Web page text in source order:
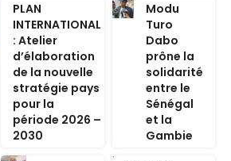
PLAN
INTERNATIONAL
: Atelier
d’élaboration
de la nouvelle
stratégie pays
pour la
période 2026 –
2030
Modu
Turo
Dabo
prône la
solidarité
entre le
Sénégal
et la
Gambie